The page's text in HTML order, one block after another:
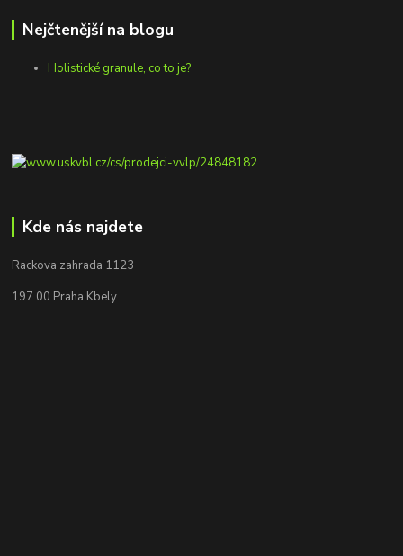
Nejčtenější na blogu
Holistické granule, co to je?
Kde nás najdete
Rackova zahrada 1123
197 00 Praha Kbely